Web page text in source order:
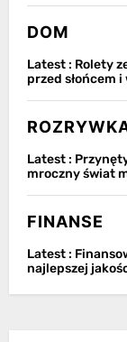
DOM
Latest : Rolety
przed słońcem i
Latest :
mroczny świat
FINANSE
Latest :
najlepszej